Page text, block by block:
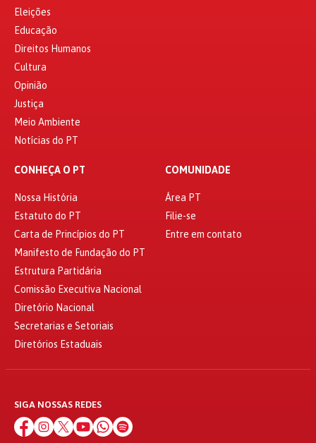
Eleições
Educação
Direitos Humanos
Cultura
Opinião
Justiça
Meio Ambiente
Notícias do PT
CONHEÇA O PT
Nossa História
Estatuto do PT
Carta de Princípios do PT
Manifesto de Fundação do PT
Estrutura Partidária
Comissão Executiva Nacional
Diretório Nacional
Secretarias e Setoriais
Diretórios Estaduais
COMUNIDADE
Área PT
Filie-se
Entre em contato
SIGA NOSSAS REDES